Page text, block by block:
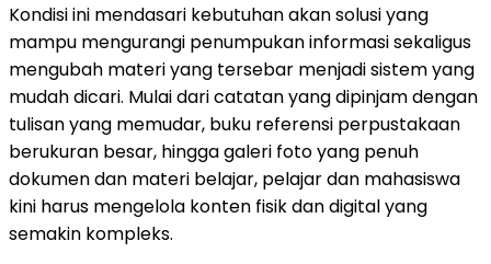
Kondisi ini mendasari kebutuhan akan solusi yang
mampu mengurangi penumpukan informasi sekaligus
mengubah materi yang tersebar menjadi sistem yang
mudah dicari. Mulai dari catatan yang dipinjam dengan
tulisan yang memudar, buku referensi perpustakaan
berukuran besar, hingga galeri foto yang penuh
dokumen dan materi belajar, pelajar dan mahasiswa
kini harus mengelola konten fisik dan digital yang
semakin kompleks.